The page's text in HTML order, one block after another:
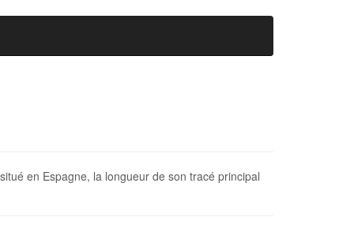
en Espagne, la longueur de son tracé principal